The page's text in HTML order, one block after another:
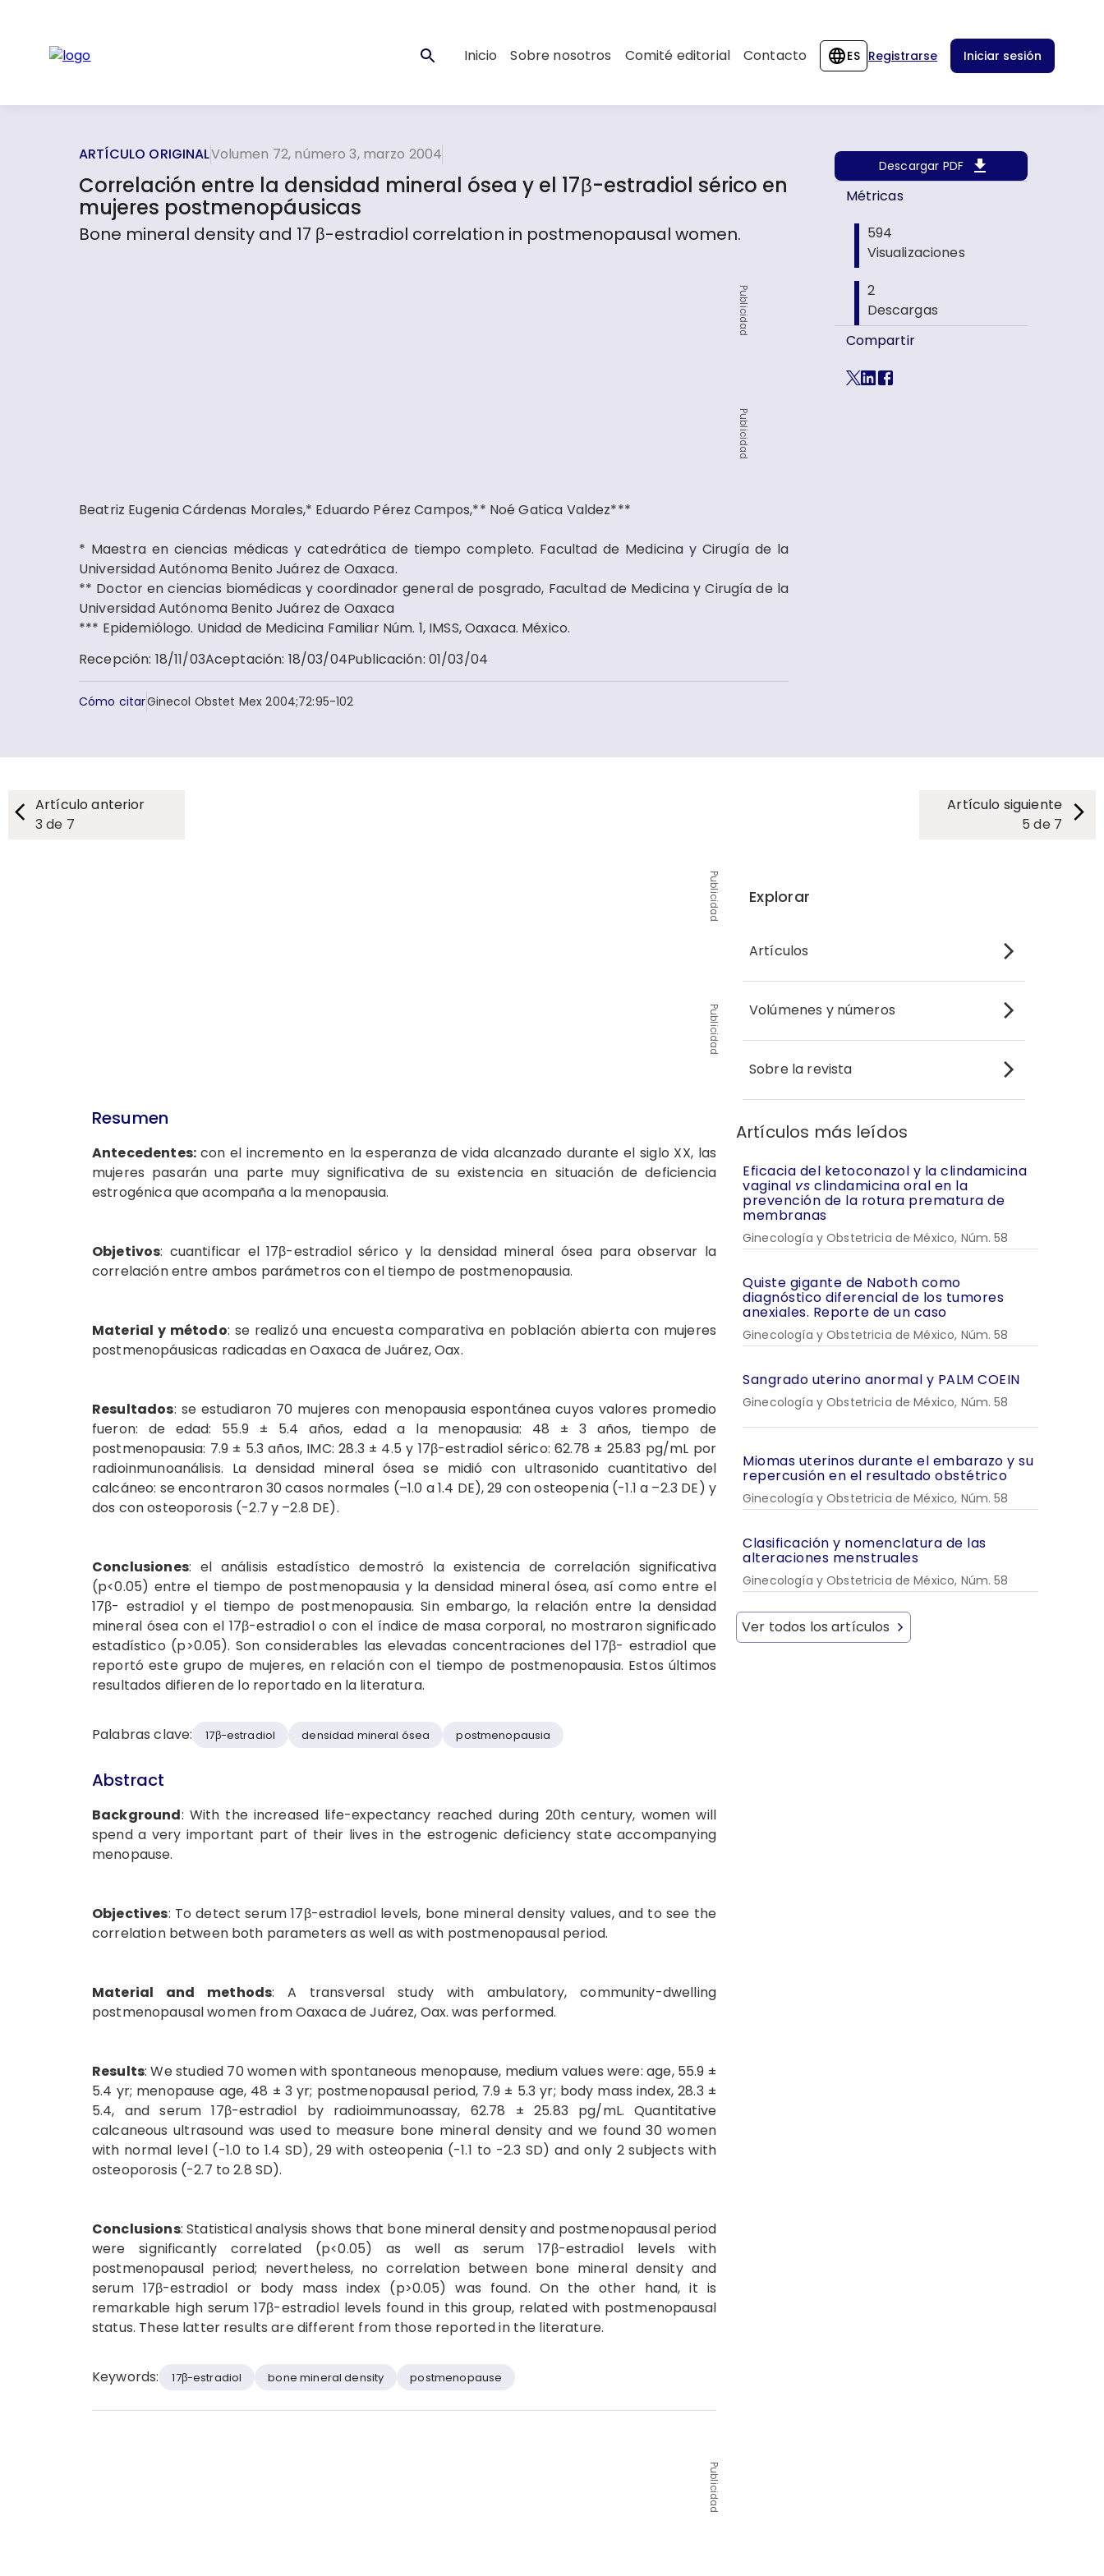
Inicio Sobre nosotros Comité editorial Contacto ES Registrarse Iniciar sesión
ARTÍCULO ORIGINALVolumen 72, número 3, marzo 2004
Correlación entre la densidad mineral ósea y el 17β-estradiol sérico en
mujeres postmenopáusicas
Bone mineral density and 17 β-estradiol correlation in postmenopausal women.
Publicidad
Publicidad
Beatriz Eugenia Cárdenas Morales,* Eduardo Pérez Campos,** Noé Gatica Valdez***
* Maestra en ciencias médicas y catedrática de tiempo completo. Facultad de Medicina y Cirugía de la
Universidad Autónoma Benito Juárez de Oaxaca.
** Doctor en ciencias biomédicas y coordinador general de posgrado, Facultad de Medicina y Cirugía de la
Universidad Autónoma Benito Juárez de Oaxaca
*** Epidemiólogo. Unidad de Medicina Familiar Núm. 1, IMSS, Oaxaca. México.
Recepción: 18/11/03Aceptación: 18/03/04Publicación: 01/03/04
Cómo citarGinecol Obstet Mex 2004;72:95-102
Descargar PDF
Métricas
594
Visualizaciones
2
Descargas
Compartir
Artículo anterior
3 de 7
Artículo siguiente
5 de 7
Publicidad
Publicidad
Resumen
Antecedentes: con el incremento en la esperanza de vida alcanzado durante el siglo XX, las
mujeres pasarán una parte muy significativa de su existencia en situación de deficiencia
estrogénica que acompaña a la menopausia.
Objetivos: cuantificar el 17β-estradiol sérico y la densidad mineral ósea para observar la
correlación entre ambos parámetros con el tiempo de postmenopausia.
Material y método: se realizó una encuesta comparativa en población abierta con mujeres
postmenopáusicas radicadas en Oaxaca de Juárez, Oax.
Resultados: se estudiaron 70 mujeres con menopausia espontánea cuyos valores promedio
fueron: de edad: 55.9 ± 5.4 años, edad a la menopausia: 48 ± 3 años, tiempo de
postmenopausia: 7.9 ± 5.3 años, IMC: 28.3 ± 4.5 y 17β-estradiol sérico: 62.78 ± 25.83 pg/mL por
radioinmunoanálisis. La densidad mineral ósea se midió con ultrasonido cuantitativo del
calcáneo: se encontraron 30 casos normales (–1.0 a 1.4 DE), 29 con osteopenia (-1.1 a –2.3 DE) y
dos con osteoporosis (-2.7 y –2.8 DE).
Conclusiones: el análisis estadístico demostró la existencia de correlación significativa
(p<0.05) entre el tiempo de postmenopausia y la densidad mineral ósea, así como entre el
17β- estradiol y el tiempo de postmenopausia. Sin embargo, la relación entre la densidad
mineral ósea con el 17β-estradiol o con el índice de masa corporal, no mostraron significado
estadístico (p>0.05). Son considerables las elevadas concentraciones del 17β- estradiol que
reportó este grupo de mujeres, en relación con el tiempo de postmenopausia. Estos últimos
resultados difieren de lo reportado en la literatura.
Palabras clave: 17β-estradiol densidad mineral ósea postmenopausia
Abstract
Background: With the increased life-expectancy reached during 20th century, women will
spend a very important part of their lives in the estrogenic deficiency state accompanying
menopause.
Objectives: To detect serum 17β-estradiol levels, bone mineral density values, and to see the
correlation between both parameters as well as with postmenopausal period.
Material and methods: A transversal study with ambulatory, community-dwelling
postmenopausal women from Oaxaca de Juárez, Oax. was performed.
Results: We studied 70 women with spontaneous menopause, medium values were: age, 55.9 ±
5.4 yr; menopause age, 48 ± 3 yr; postmenopausal period, 7.9 ± 5.3 yr; body mass index, 28.3 ±
5.4, and serum 17β-estradiol by radioimmunoassay, 62.78 ± 25.83 pg/mL. Quantitative
calcaneous ultrasound was used to measure bone mineral density and we found 30 women
with normal level (-1.0 to 1.4 SD), 29 with osteopenia (-1.1 to -2.3 SD) and only 2 subjects with
osteoporosis (-2.7 to 2.8 SD).
Conclusions: Statistical analysis shows that bone mineral density and postmenopausal period
were significantly correlated (p<0.05) as well as serum 17β-estradiol levels with
postmenopausal period; nevertheless, no correlation between bone mineral density and
serum 17β-estradiol or body mass index (p>0.05) was found. On the other hand, it is
remarkable high serum 17β-estradiol levels found in this group, related with postmenopausal
status. These latter results are different from those reported in the literature.
Keywords: 17β-estradiol bone mineral density postmenopause
Publicidad
Explorar
Artículos
Volúmenes y números
Sobre la revista
Artículos más leídos
Eficacia del ketoconazol y la clindamicina
vaginal vs clindamicina oral en la
prevención de la rotura prematura de
membranas
Ginecología y Obstetricia de México, Núm. 58
Quiste gigante de Naboth como
diagnóstico diferencial de los tumores
anexiales. Reporte de un caso
Ginecología y Obstetricia de México, Núm. 58
Sangrado uterino anormal y PALM COEIN
Ginecología y Obstetricia de México, Núm. 58
Miomas uterinos durante el embarazo y su
repercusión en el resultado obstétrico
Ginecología y Obstetricia de México, Núm. 58
Clasificación y nomenclatura de las
alteraciones menstruales
Ginecología y Obstetricia de México, Núm. 58
Ver todos los artículos